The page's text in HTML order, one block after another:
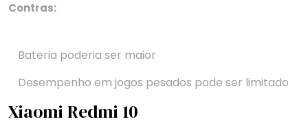
Contras:
Bateria poderia ser maior
Desempenho em jogos pesados pode ser limitado
Xiaomi Redmi 10